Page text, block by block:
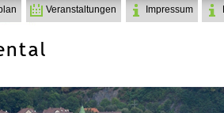
Veranstaltungen Impressum